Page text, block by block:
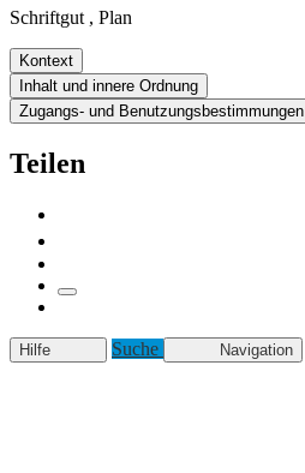
Schriftgut , Plan
Kontext
Inhalt und innere Ordnung
Zugangs- und Benutzungsbestimmungen
Teilen
Hilfe Suche Navigation